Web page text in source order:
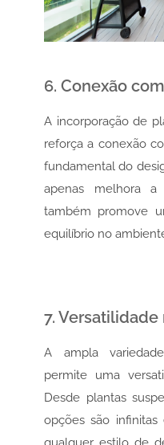
6. Conexão
A incorporação de
reforça a conexão
fundamental do
apenas melhora
também promove
equilíbrio no
7. Versatilidade
A ampla
permite uma
Desde plantas
opções são